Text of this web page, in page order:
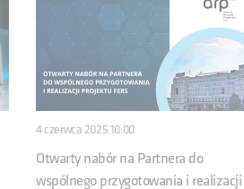
4 czerwca 2025 10:00
Otwarty nabór na Partnera do
wspólnego przygotowania i realizacji